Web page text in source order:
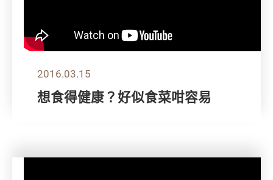
2016.03.15
想食得健康？好似食菜咁容易